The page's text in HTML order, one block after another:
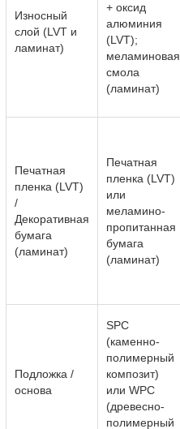
Износный
слой (LVT и
ламинат)
+ оксид
алюминия
(LVT);
меламиновая
смола
(ламинат)
Печатная
пленка (LVT)
/
Декоративная
бумага
(ламинат)
Печатная
пленка (LVT)
или
меламино-
пропитанная
бумага
(ламинат)
Подложка /
основа
SPC
(каменно-
полимерный
композит)
или WPC
(древесно-
полимерный